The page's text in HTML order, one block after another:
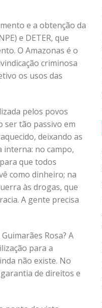
e a obtenção da
e DETER, que
O Amazonas é o
criminosa
os usos das
pelos povos
ser tão passivo em
deixando as
interna: no campo,
que todos
como dinheiro; na
às drogas, que
A gente precisa
Rosa? A
para a
não existe. No
de direitos e